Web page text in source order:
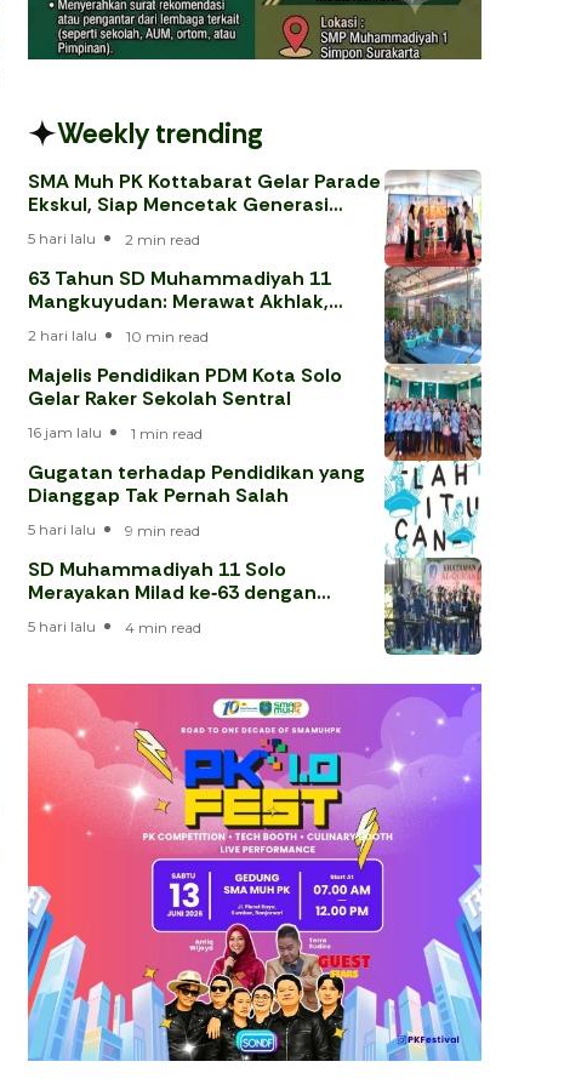
Weekly trending
SMA Muh PK Kottabarat Gelar Parade
Ekskul, Siap Mencetak Generasi
5 hari lalu 2 min read
63 Tahun SD Muhammadiyah 11
Mangkuyudan: Merawat Akhlak,
2 hari lalu 10 min read
Majelis Pendidikan PDM Kota Solo
Gelar Raker Sekolah Sentral
16 jam lalu 1 min read
Gugatan terhadap Pendidikan yang
Dianggap Tak Pernah Salah
5 hari lalu 9 min read
SD Muhammadiyah 11 Solo
Merayakan Milad ke‑63 dengan
5 hari lalu 4 min read